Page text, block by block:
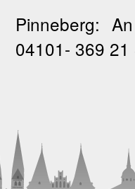
Pinneberg:
04101- 369 21